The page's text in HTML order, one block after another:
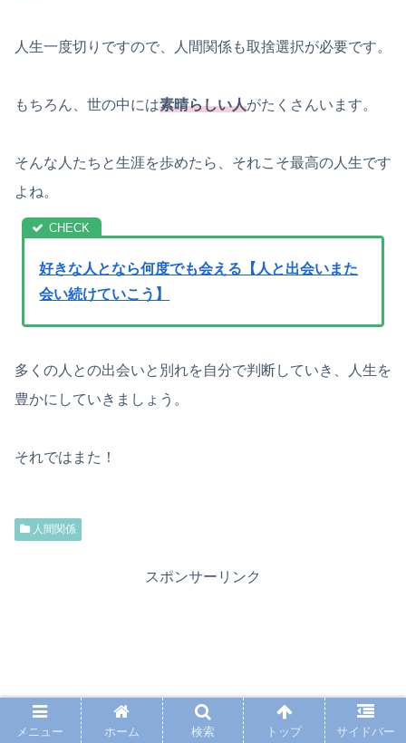
人生一度切りですので、人間関係も取捨選択が必要です。
もちろん、世の中には素晴らしい人がたくさんいます。
そんな人たちと生涯を歩めたら、それこそ最高の人生です
よね。
好きな人となら何度でも会える【人と出会いまた
会い続けていこう】
多くの人との出会いと別れを自分で判断していき、人生を
豊かにしていきましょう。
それではまた！
人間関係
スポンサーリンク
メニュー ホーム 検索 トップ サイドバー